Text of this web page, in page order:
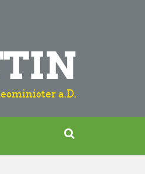
a.D.
